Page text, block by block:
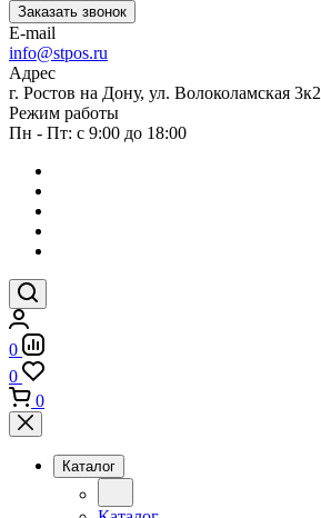
Заказать звонок
E-mail
info@stpos.ru
Адрес
г. Ростов на Дону, ул. Волоколамская 3к2
Режим работы
Пн - Пт: с 9:00 до 18:00
0
0
0
Каталог